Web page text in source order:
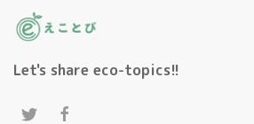
Let's share eco-topics!!